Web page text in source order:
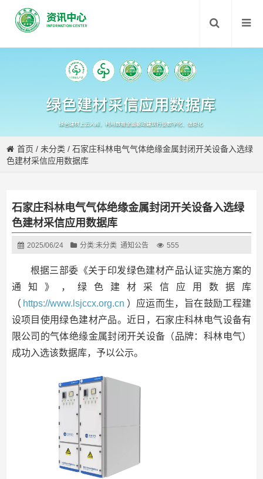
首页 /未分类 /石家庄科林电气气体绝缘金属封闭开关设备入选绿
色建材采信应用数据库
石家庄科林电气气体绝缘金属封闭开关设备入选绿
色建材采信应用数据库
2025/06/24 分类:未分类 通知公告 555
根据三部委《关于印发绿色建材产品认证实施方案的
通知》，绿色建材采信应用数据库
（ https://www.lsjccx.org.cn ）应运而生，旨在鼓励工程建
设项目使用绿色建材产品。近日，石家庄科林电气设备有
限公司的气体绝缘金属封闭开关设备（品牌：科林电气）
成功入选该数据库，予以公示。